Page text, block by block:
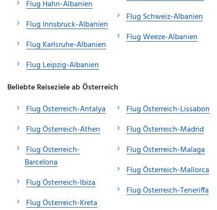
Flug Hahn-Albanien
Flug Innsbruck-Albanien
Flug Karlsruhe-Albanien
Flug Leipzig-Albanien
Flug Schweiz-Albanien
Flug Weeze-Albanien
Beliebte Reiseziele ab Österreich
Flug Österreich-Antalya
Flug Österreich-Athen
Flug Österreich-
Barcelona
Flug Österreich-Ibiza
Flug Österreich-Kreta
Flug Österreich-Lissabon
Flug Österreich-Madrid
Flug Österreich-Malaga
Flug Österreich-Mallorca
Flug Österreich-Teneriffa